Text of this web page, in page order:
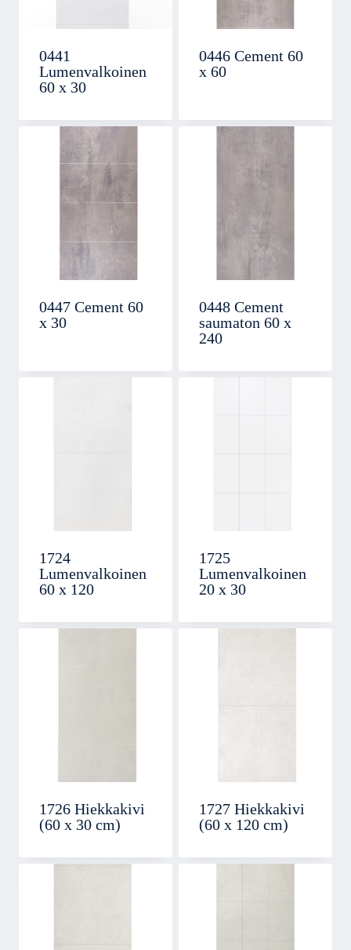
0441
Lumenvalkoinen
60 x 30
0446 Cement 60
x 60
0447 Cement 60
x 30
0448 Cement
saumaton 60 x
240
1724
Lumenvalkoinen
60 x 120
1725
Lumenvalkoinen
20 x 30
1726 Hiekkakivi
(60 x 30 cm)
1727 Hiekkakivi
(60 x 120 cm)